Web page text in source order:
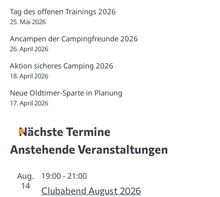
Tag des offenen Trainings 2026
25. Mai 2026
Ancampen der Campingfreunde 2026
26. April 2026
Aktion sicheres Camping 2026
18. April 2026
Neue Oldtimer-Sparte in Planung
17. April 2026
Nächste Termine
Anstehende Veranstaltungen
Aug.
14
19:00-21:00
Clubabend August 2026